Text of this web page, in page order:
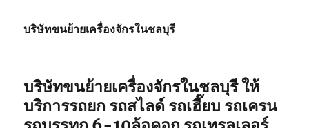
บริษัทขนย้ายเครื่องจักรในชลบุรี
บริษัทขนย้ายเครื่องจักรในชลบุรี ให้
บริการรถยก รถสไลด์ รถเฮี๊ยบ รถเครน